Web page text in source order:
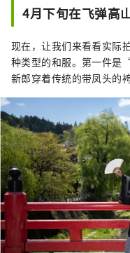
4月下旬在飞弹高
现在，让我们来看看实际
种类型的和服。第一件
新郎穿着传统的带凤头的袴